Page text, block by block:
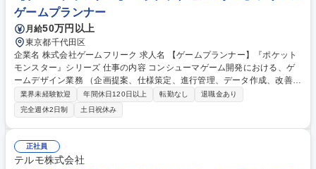
ゲームプランナー
月給50万円以上
東京都千代田区
企業名 株式会社ゲームフリーク 求人名 【ゲームプランナー】『ポケット
モンスター』シリーズ 仕事の内容 コンシューマゲーム開発における、ゲ
ームデザイン業務 （企画提案、仕様策定、進行管理、データ作成、改善提
案、デバッグ） 募集職種 【ゲームプランナー】『ポケットモンスター』
シリーズ
業界未経験歓迎 年間休日120日以上 転勤なし
退職金あり
完全週休2日制
土日祝休み
正社員
テルモ株式会社